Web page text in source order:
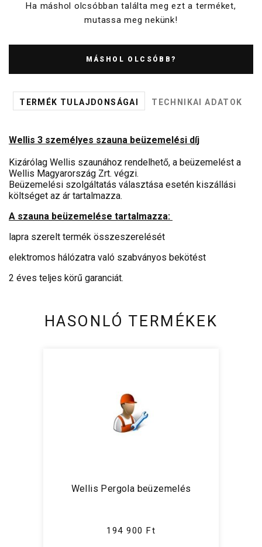
Ha máshol olcsóbban találta meg ezt a terméket,
mutassa meg nekünk!
MÁSHOL OLCSÓBB?
TERMÉK TULAJDONSÁGAI TECHNIKAI ADATOK
Wellis 3 személyes szauna beüzemelési díj
Kizárólag Wellis szaunához rendelhető, a beüzemelést a
Wellis Magyarország Zrt. végzi.
Beüzemelési szolgáltatás választása esetén kiszállási
költséget az ár tartalmazza.
A szauna beüzemelése tartalmazza:
lapra szerelt termék összeszerelését
elektromos hálózatra való szabványos bekötést
2 éves teljes körű garanciát.
HASONLÓ TERMÉKEK
Wellis Pergola beüzemelés
194 900 Ft